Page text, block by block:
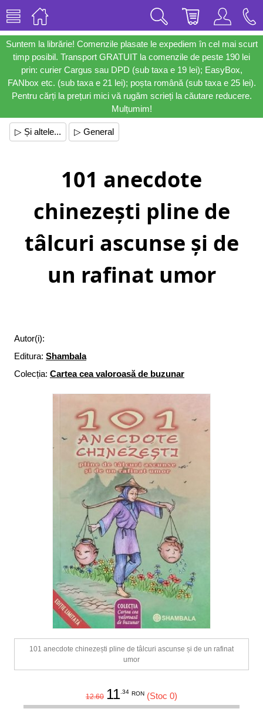
Suntem la librărie! Comenzile plasate le expediem în cel mai scurt
timp posibil. Transport GRATUIT la comenzile de peste 190 lei
prin: curier Cargus sau DPD (sub taxa e 19 lei); EasyBox,
FANbox etc. (sub taxa e 21 lei); poșta română (sub taxa e 25 lei).
Pentru cărți la prețuri mici vă rugăm scrieți la căutare reducere.
Mulțumim!
▷ Și altele... ▷ General
101 anecdote
chinezești pline de
tâlcuri ascunse și de
un rafinat umor
Autor(i):
Editura: Shambala
Colecția: Cartea cea valoroasă de buzunar
101 anecdote chinezești pline de tâlcuri ascunse și de un rafinat
umor
12.60 11.34 RON (Stoc 0)